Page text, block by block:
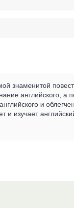
знаменитой
английского, а
и
и изучает